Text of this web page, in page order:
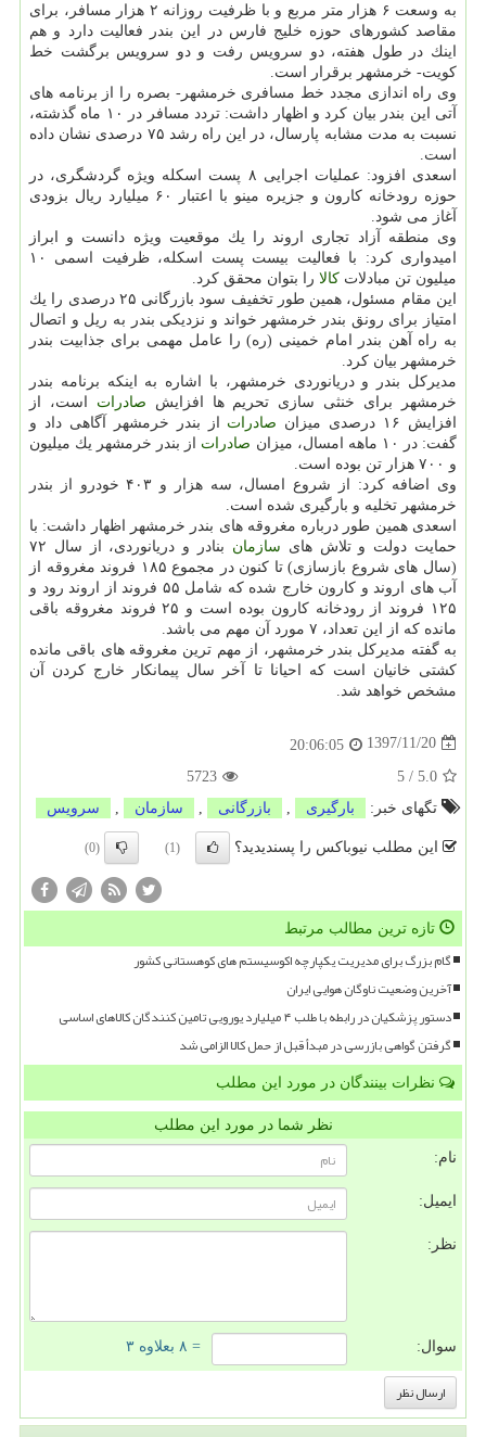
به وسعت ۶ هزار متر مربع و با ظرفیت روزانه ۲ هزار مسافر، برای
مقاصد كشورهای حوزه خلیج فارس در این بندر فعالیت دارد و هم
اینك در طول هفته، دو سرویس رفت و دو سرویس برگشت خط
كویت- خرمشهر برقرار است.
وی راه اندازی مجدد خط مسافری خرمشهر- بصره را از برنامه های
آتی این بندر بیان كرد و اظهار داشت: تردد مسافر در ۱۰ ماه گذشته،
نسبت به مدت مشابه پارسال، در این راه رشد ۷۵ درصدی نشان داده
است.
اسعدی افزود: عملیات اجرایی ۸ پست اسكله ویژه گردشگری، در
حوزه رودخانه كارون و جزیره مینو با اعتبار ۶۰ میلیارد ریال بزودی
آغاز می شود.
وی منطقه آزاد تجاری اروند را یك موقعیت ویژه دانست و ابراز
امیدواری كرد: با فعالیت بیست پست اسكله، ظرفیت اسمی ۱۰
میلیون تن مبادلات كالا را بتوان محقق كرد.
این مقام مسئول، همین طور تخفیف سود بازرگانی ۲۵ درصدی را یك
امتیاز برای رونق بندر خرمشهر خواند و نزدیكی بندر به ریل و اتصال
به راه آهن بندر امام خمینی (ره) را عامل مهمی برای جذابیت بندر
خرمشهر بیان كرد.
مدیركل بندر و دریانوردی خرمشهر، با اشاره به اینكه برنامه بندر
خرمشهر برای خنثی سازی تحریم ها افزایش صادرات است، از
افزایش ۱۶ درصدی میزان
صادرات از بندر خرمشهر آگاهی داد و
گفت: در ۱۰ ماهه امسال، میزان
صادرات از بندر خرمشهر یك میلیون
و ۷۰۰ هزار تن بوده است.
وی اضافه كرد: از شروع امسال، سه هزار و ۴۰۳ خودرو از بندر
خرمشهر تخلیه و بارگیری شده است.
اسعدی همین طور درباره مغروقه های بندر خرمشهر اظهار داشت: با
حمایت دولت و تلاش های سازمان
بنادر و دریانوردی، از سال ۷۲
(سال های شروع بازسازی) تا كنون در مجموع ۱۸۵ فروند مغروقه از
آب های اروند و كارون خارج شده كه شامل ۵۵ فروند از اروند رود و
۱۲۵ فروند از رودخانه كارون بوده است و ۲۵ فروند مغروقه باقی
مانده كه از این تعداد، ۷ مورد آن مهم می باشد.
به گفته مدیركل بندر خرمشهر، از مهم ترین مغروقه های باقی مانده
كشتی خانیان است كه احیانا تا آخر سال پیمانكار خارج كردن آن
مشخص خواهد شد.
1397/11/20
20:06:05
5.0
/
5
5723
تگهای خبر:
بارگیری بازرگانی سازمان سرویس
این مطلب نیوباکس را پسندیدید؟ (1)
(0)
تازه ترین مطالب مرتبط
گام بزرگ برای مدیریت یکپارچه اکوسیستم های کوهستانی کشور
آخرین وضعیت ناوگان هوایی ایران
دستور پزشکیان در رابطه با طلب ۴ میلیارد یورویی تامین کنندگان کالاهای اساسی
گرفتن گواهی بازرسی در مبدأ قبل از حمل کالا الزامی شد
نظرات بینندگان در مورد این مطلب
نظر شما در مورد این مطلب
نام:
ایمیل:
نظر:
سوال: = ۸ بعلاوه ۳